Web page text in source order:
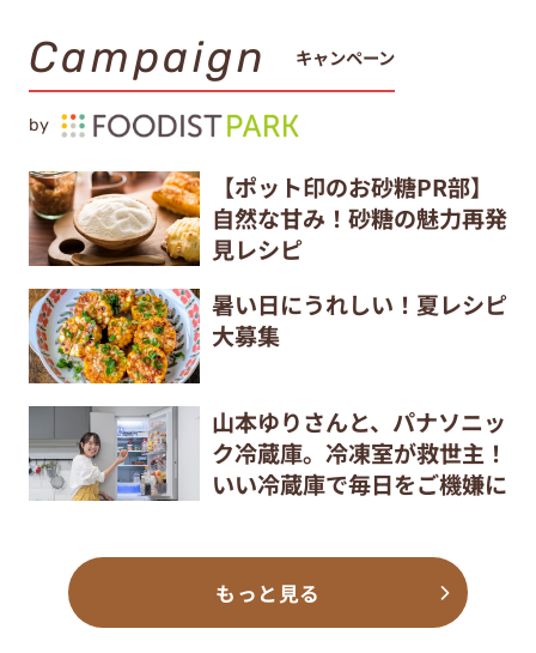
Campaign キャンペーン
by
【ポット印のお砂糖PR部】
自然な甘み！砂糖の魅力再発
見レシピ
暑い日にうれしい！夏レシピ
大募集
山本ゆりさんと、パナソニッ
ク冷蔵庫。冷凍室が救世主！
いい冷蔵庫で毎日をご機嫌に
もっと見る